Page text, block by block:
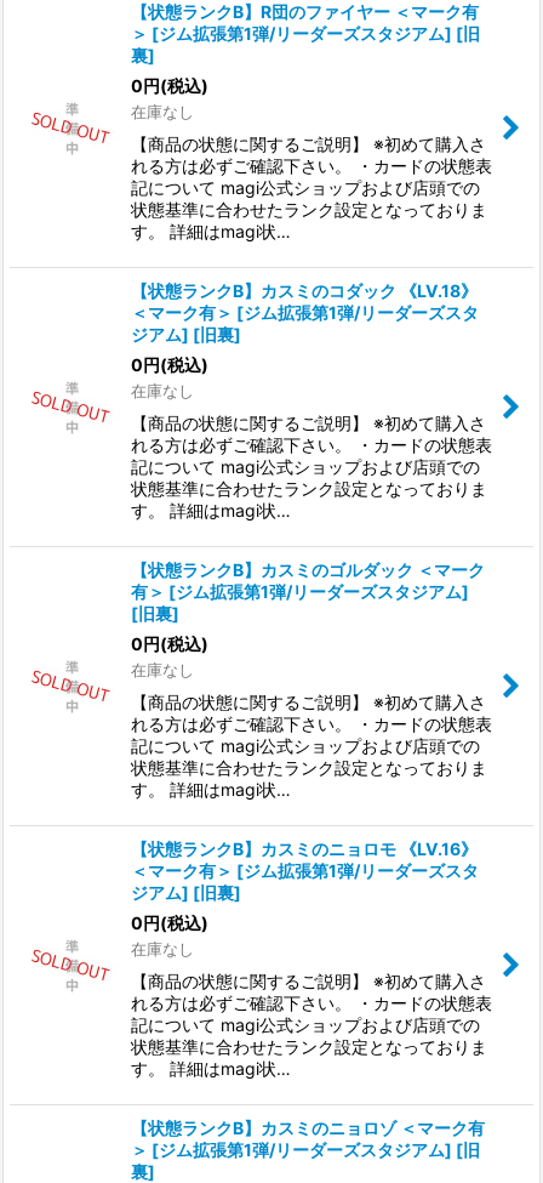
【状態ランクB】R団のファイヤー ＜マーク有
＞ [ジム拡張第1弾/リーダーズスタジアム] [旧
裏]
0円(税込)
在庫なし
【商品の状態に関するご説明】 ※初めて購入さ
れる方は必ずご確認下さい。 ・カードの状態表
記について magi公式ショップおよび店頭での
状態基準に合わせたランク設定となっておりま
す。 詳細はmagi状…
【状態ランクB】カスミのコダック 《LV.18》
＜マーク有＞ [ジム拡張第1弾/リーダーズスタ
ジアム] [旧裏]
0円(税込)
在庫なし
【商品の状態に関するご説明】 ※初めて購入さ
れる方は必ずご確認下さい。 ・カードの状態表
記について magi公式ショップおよび店頭での
状態基準に合わせたランク設定となっておりま
す。 詳細はmagi状…
【状態ランクB】カスミのゴルダック ＜マーク
有＞ [ジム拡張第1弾/リーダーズスタジアム]
[旧裏]
0円(税込)
在庫なし
【商品の状態に関するご説明】 ※初めて購入さ
れる方は必ずご確認下さい。 ・カードの状態表
記について magi公式ショップおよび店頭での
状態基準に合わせたランク設定となっておりま
す。 詳細はmagi状…
【状態ランクB】カスミのニョロモ 《LV.16》
＜マーク有＞ [ジム拡張第1弾/リーダーズスタ
ジアム] [旧裏]
0円(税込)
在庫なし
【商品の状態に関するご説明】 ※初めて購入さ
れる方は必ずご確認下さい。 ・カードの状態表
記について magi公式ショップおよび店頭での
状態基準に合わせたランク設定となっておりま
す。 詳細はmagi状…
【状態ランクB】カスミのニョロゾ ＜マーク有
＞ [ジム拡張第1弾/リーダーズスタジアム] [旧
裏]